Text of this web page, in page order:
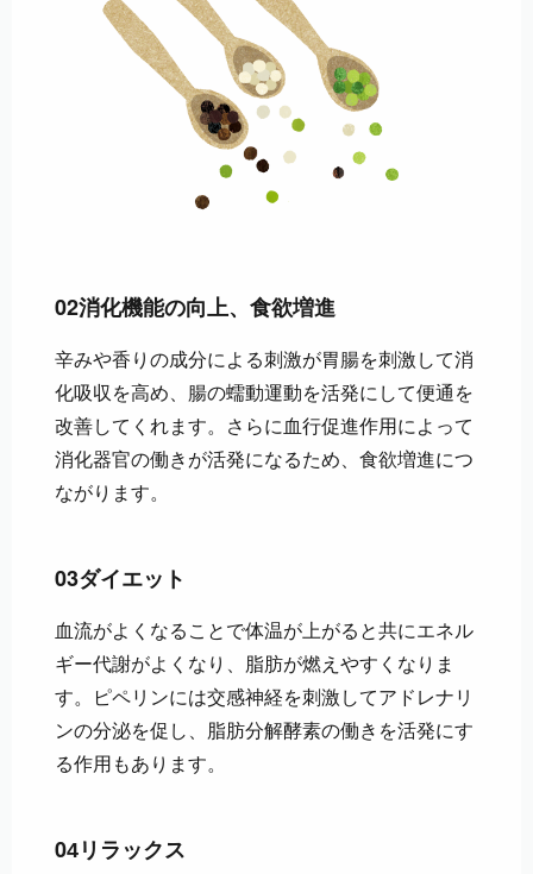
02消化機能の向上、食欲増進
辛みや香りの成分による刺激が胃腸を刺激して消
化吸収を高め、腸の蠕動運動を活発にして便通を
改善してくれます。さらに血行促進作用によって
消化器官の働きが活発になるため、食欲増進につ
ながります。
03ダイエット
血流がよくなることで体温が上がると共にエネル
ギー代謝がよくなり、脂肪が燃えやすくなりま
す。ピペリンには交感神経を刺激してアドレナリ
ンの分泌を促し、脂肪分解酵素の働きを活発にす
る作用もあります。
04 リラックス